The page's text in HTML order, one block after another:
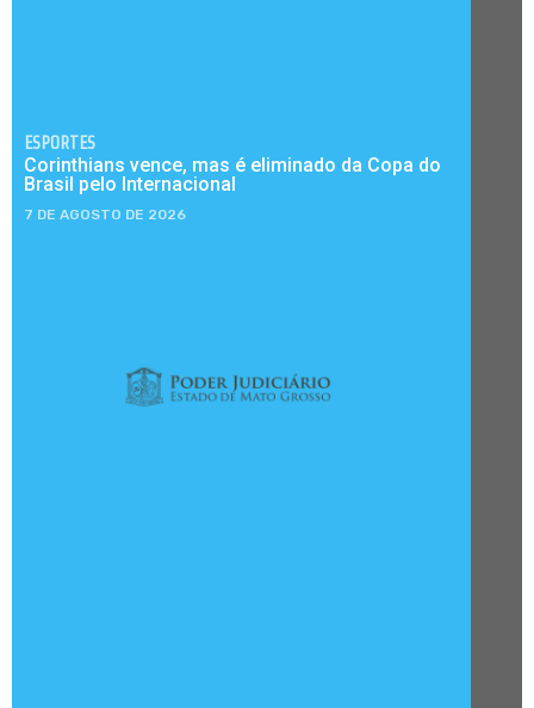
ESPORTES
Corinthians vence, mas é eliminado da Copa do
Brasil pelo Internacional
7 DE AGOSTO DE 2026